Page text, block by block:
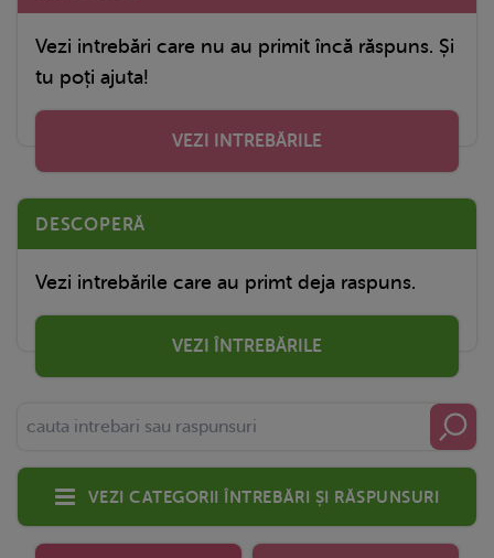
Vezi intrebări care nu au primit încă răspuns. Și
tu poți ajuta!
VEZI INTREBĂRILE
DESCOPERĂ
Vezi intrebările care au primt deja raspuns.
VEZI ÎNTREBĂRILE
Vezi categorii întrebări și răspunsuri